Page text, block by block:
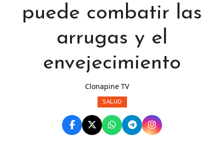
puede combatir las
arrugas y el
envejecimiento
Clonapine TV
SALUD